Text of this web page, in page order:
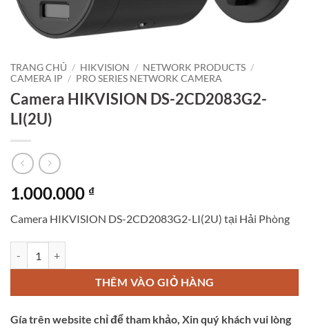
TRANG CHỦ / HIKVISION / NETWORK PRODUCTS /
CAMERA IP / PRO SERIES NETWORK CAMERA
Camera HIKVISION DS-2CD2083G2-
LI(2U)
1.000.000 ₫
Camera HIKVISION DS-2CD2083G2-LI(2U) tại Hải Phòng
THÊM VÀO GIỎ HÀNG
Gía trên website chỉ để tham khảo, Xin quý khách vui lòng